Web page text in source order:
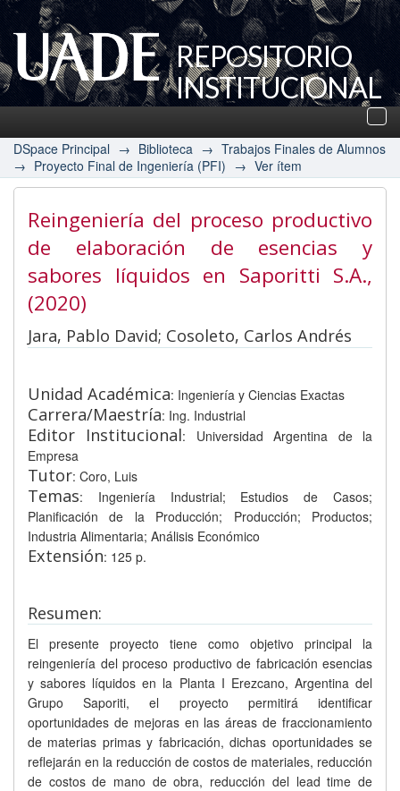
REPOSITORIO
INSTITUCIONAL
UADE
DSpace Principal → Biblioteca → Trabajos Finales de Alumnos
→ Proyecto Final de Ingeniería (PFI) → Ver ítem
Reingeniería del proceso productivo
de elaboración de esencias y
sabores líquidos en Saporitti S.A.,
(2020)
Jara, Pablo David; Cosoleto, Carlos Andrés
Unidad Académica: Ingeniería y Ciencias Exactas
Carrera/Maestría: Ing. Industrial
Editor Institucional: Universidad Argentina de la
Empresa
Tutor: Coro, Luis
Temas: Ingeniería Industrial; Estudios de Casos;
Planificación de la Producción; Producción; Productos;
Industria Alimentaria; Análisis Económico
Extensión: 125 p.
Resumen:
El presente proyecto tiene como objetivo principal la
reingeniería del proceso productivo de fabricación esencias
y sabores líquidos en la Planta I Erezcano, Argentina del
Grupo Saporiti, el proyecto permitirá identificar
oportunidades de mejoras en las áreas de fraccionamiento
de materias primas y fabricación, dichas oportunidades se
reflejarán en la reducción de costos de materiales, reducción
de costos de mano de obra, reducción del lead time de